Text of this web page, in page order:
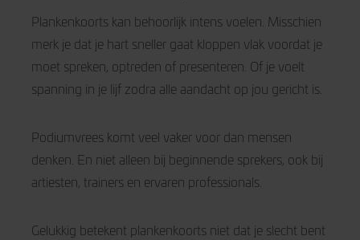
Plankenkoorts kan behoorlijk intens voelen. Misschien
merk je dat je hart sneller gaat kloppen vlak voordat je
moet spreken, optreden of presenteren. Of je voelt
spanning in je lijf zodra alle aandacht op jou gericht is.
Podiumvrees komt veel vaker voor dan mensen
denken. En niet alleen bij beginnende sprekers, ook bij
artiesten, trainers en ervaren professionals.
Gelukkig betekent plankenkoorts niet dat je slecht bent